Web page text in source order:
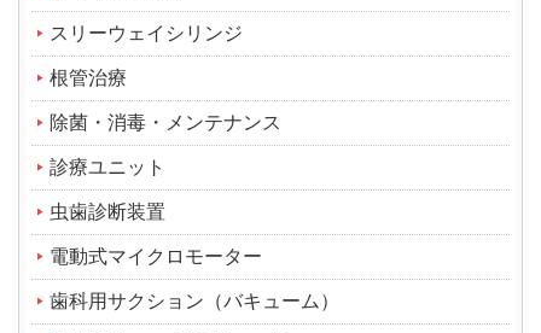
スリーウェイシリンジ
根管治療
除菌・消毒・メンテナンス
診療ユニット
虫歯診断装置
電動式マイクロモーター
歯科用サクション（バキューム）